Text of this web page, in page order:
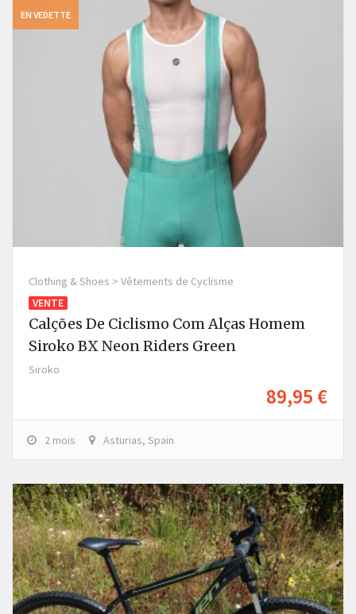
EN VEDETTE
Clothing & Shoes > Vêtements de Cyclisme
VENTE
Calções De Ciclismo Com Alças Homem
Siroko BX Neon Riders Green
Siroko
89,95 €
2 mois Asturias, Spain